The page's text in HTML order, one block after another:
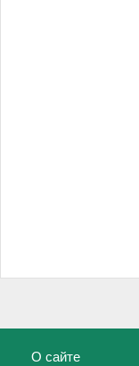
О сайте